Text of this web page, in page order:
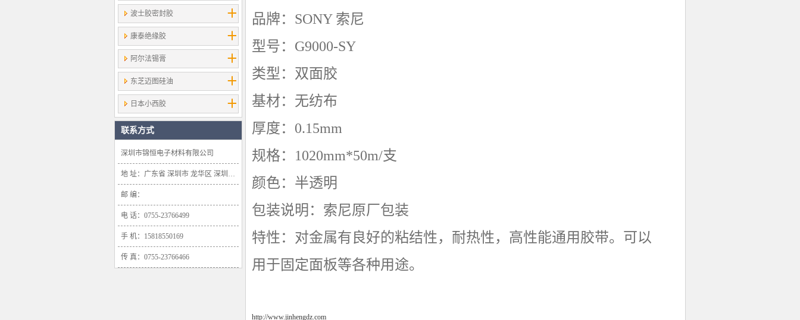
波士胶密封胶
康泰绝缘胶
阿尔法锡膏
东芝迈图硅油
日本小西胶
联系方式
深圳市锦恒电子材料有限公司
地 址：广东省 深圳市 龙华区 深圳市龙华新区大浪办事处浪口社区华盛路134号雍景轩商业大厦1638号
邮 编：
电 话：0755-23766499
手 机：15818550169
传 真：0755-23766466
品牌：SONY 索尼
型号：G9000-SY
类型：双面胶
基材：无纺布
厚度：0.15mm
规格：1020mm*50m/支
颜色：半透明
包装说明：索尼原厂包装
特性：对金属有良好的粘结性，耐热性，高性能通用胶带。可以
用于固定面板等各种用途。
http://www.jinhengdz.com